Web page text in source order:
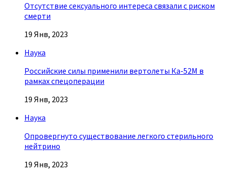
Отсутствие сексуального интереса связали с риском
смерти
19 Янв, 2023
Наука
Российские силы применили вертолеты Ка-52М в
рамках спецоперации
19 Янв, 2023
Наука
Опровергнуто существование легкого стерильного
нейтрино
19 Янв, 2023